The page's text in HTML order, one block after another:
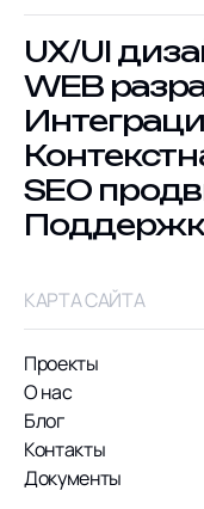
UX/UI
WEB
SEO
КАРТА САЙТА
Проекты
О нас
Блог
Контакты
Документы